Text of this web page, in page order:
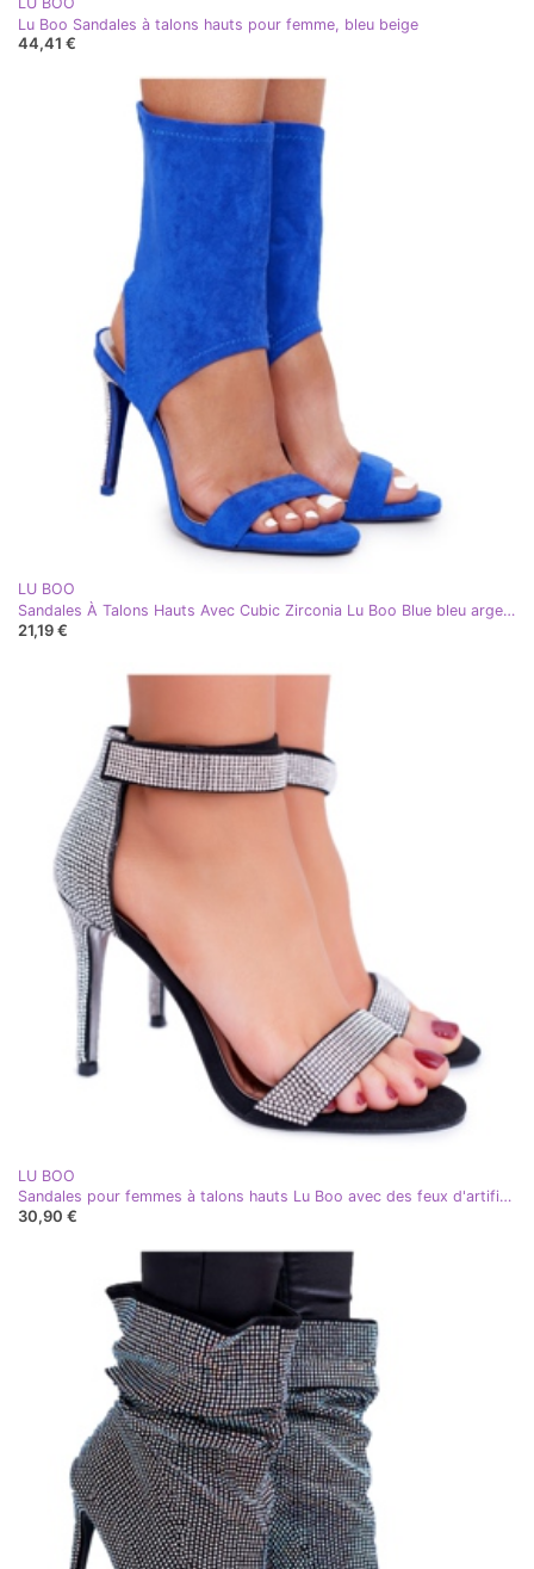
Lu Boo Sandales à talons hauts pour femme, bleu beige
44,41 €
LU BOO
Sandales À Talons Hauts Avec Cubic Zirconia Lu Boo Blue bleu argent
21,19 €
LU BOO
Sandales pour femmes à talons hauts Lu Boo avec des feux d'artifice noirs de zircons argent
30,90 €